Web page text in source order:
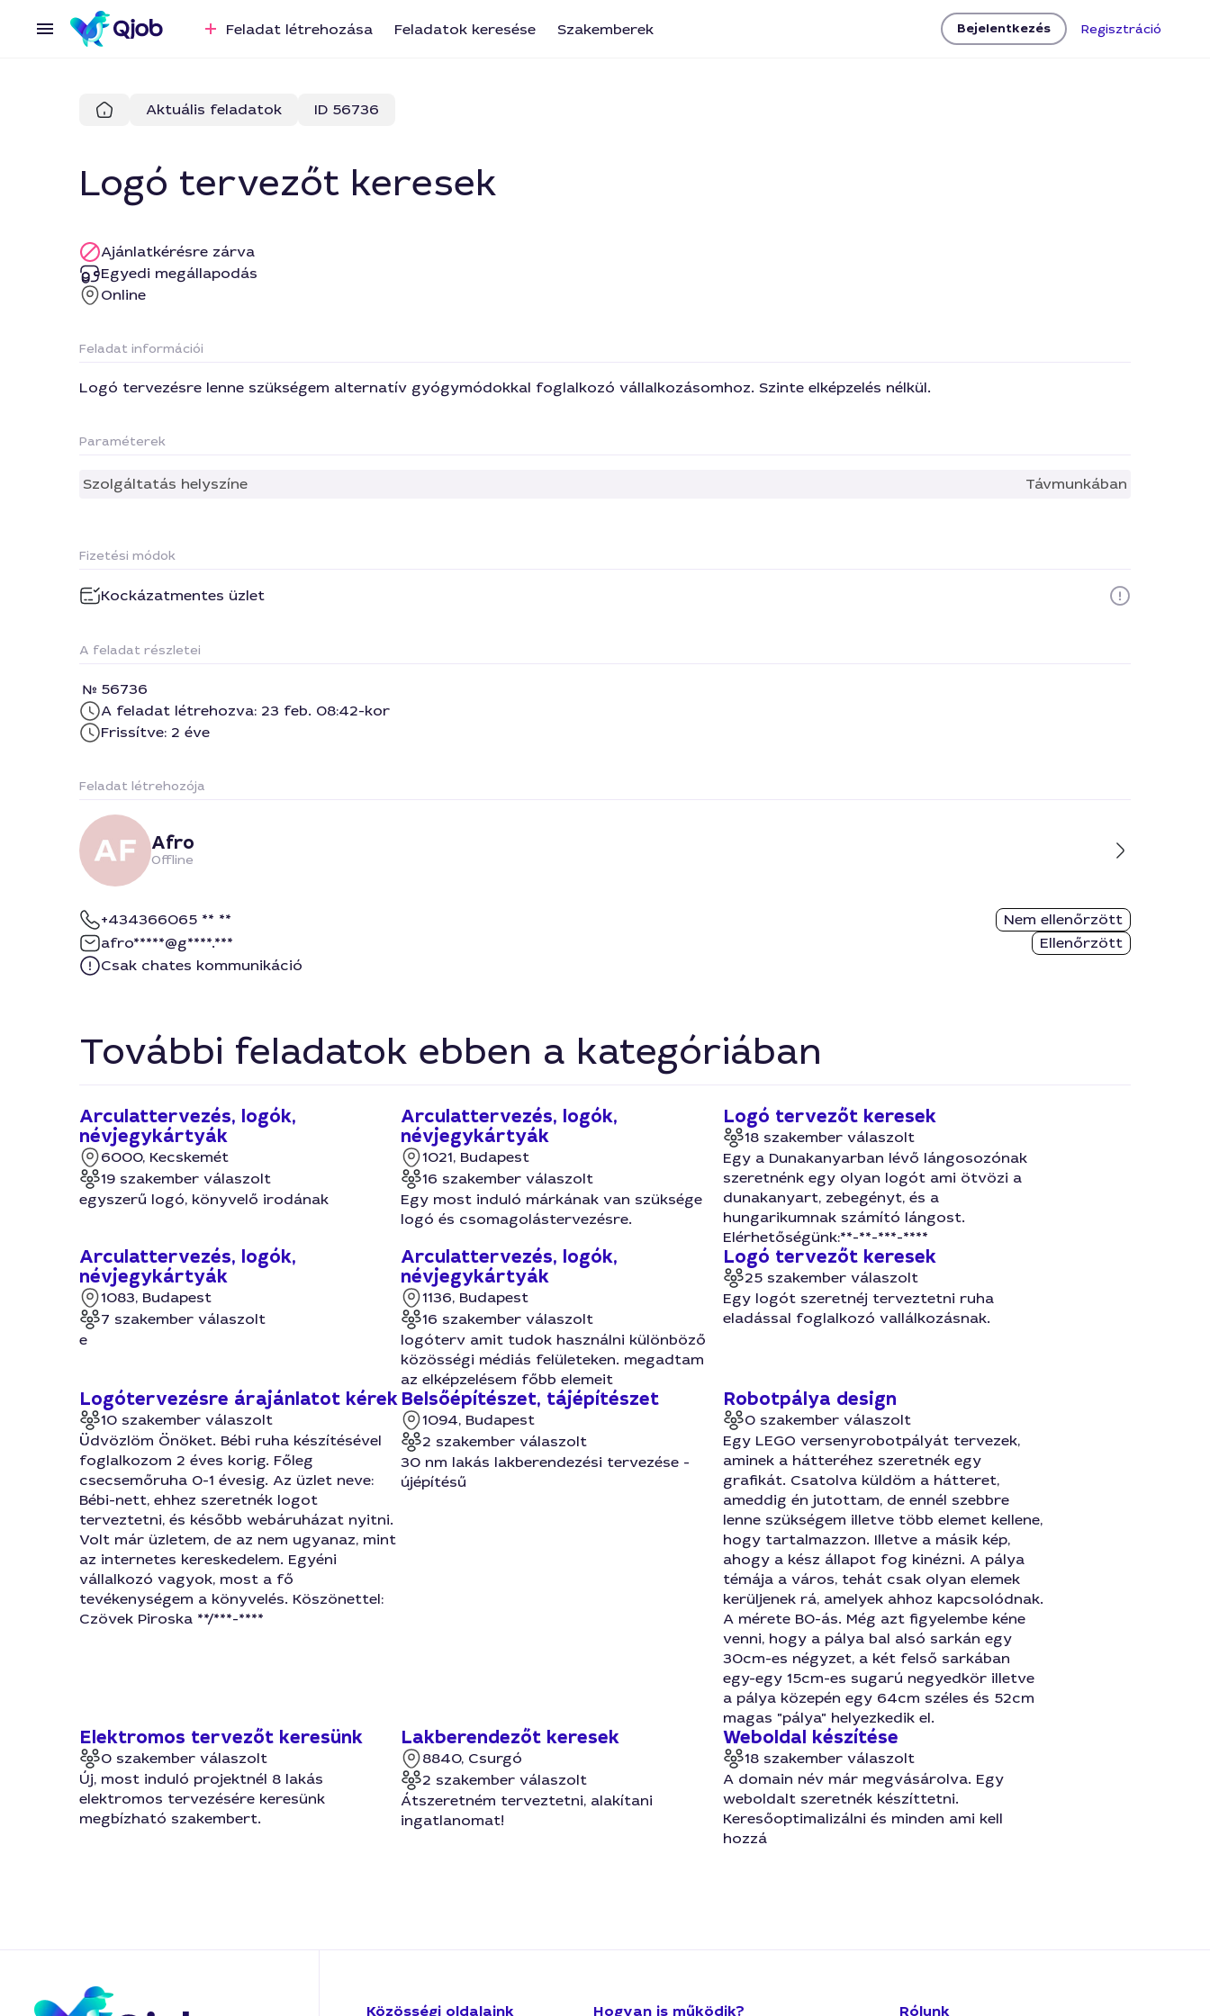
Feladat létrehozása Feladatok keresése Szakemberek Bejelentkezés Regisztráció
Aktuális feladatok ID 56736
Logó tervezőt keresek
Ajánlatkérésre zárva
Egyedi megállapodás
Online
Feladat információi
Logó tervezésre lenne szükségem alternatív gyógymódokkal foglalkozó vállalkozásomhoz. Szinte elképzelés nélkül.
Paraméterek
Szolgáltatás helyszíne Távmunkában
Fizetési módok
Kockázatmentes üzlet
A feladat részletei
56736
A feladat létrehozva: 23 feb. 08:42-kor
Frissítve: 2 éve
Feladat létrehozója
Afro
Offline
+434366065 ** **
Nem ellenőrzött
afro*****@g****.***
Ellenőrzött
Csak chates kommunikáció
További feladatok ebben a kategóriában
Arculattervezés, logók,
névjegykártyák
6000, Kecskemét
19 szakember válaszolt
egyszerű logó, könyvelő irodának
Arculattervezés, logók,
névjegykártyák
1021, Budapest
16 szakember válaszolt
Egy most induló márkának van szüksége
logó és csomagolástervezésre.
Logó tervezőt keresek
18 szakember válaszolt
Egy a Dunakanyarban lévő lángosozónak
szeretnénk egy olyan logót ami ötvözi a
dunakanyart, zebegényt, és a
hungarikumnak számító lángost.
Elérhetőségünk:**-**-***-****
Arculattervezés, logók,
névjegykártyák
1083, Budapest
7 szakember válaszolt
e
Arculattervezés, logók,
névjegykártyák
1136, Budapest
16 szakember válaszolt
logóterv amit tudok használni különböző
közösségi médiás felületeken. megadtam
az elképzelésem főbb elemeit
Logó tervezőt keresek
25 szakember válaszolt
Egy logót szeretnéj terveztetni ruha
eladással foglalkozó vallálkozásnak.
Logótervezésre árajánlatot kérek
10 szakember válaszolt
Üdvözlöm Önöket. Bébi ruha készítésével
foglalkozom 2 éves korig. Főleg
csecsemőruha 0-1 évesig. Az üzlet neve:
Bébi-nett, ehhez szeretnék logot
terveztetni, és később webáruházat nyitni.
Volt már üzletem, de az nem ugyanaz, mint
az internetes kereskedelem. Egyéni
vállalkozó vagyok, most a fő
tevékenységem a könyvelés. Köszönettel:
Czövek Piroska **/***-****
Belsőépítészet, tájépítészet
1094, Budapest
2 szakember válaszolt
30 nm lakás lakberendezési tervezése -
újépítésű
Robotpálya design
0 szakember válaszolt
Egy LEGO versenyrobotpályát tervezek,
aminek a hátteréhez szeretnék egy
grafikát. Csatolva küldöm a hátteret,
ameddig én jutottam, de ennél szebbre
lenne szükségem illetve több elemet kellene,
hogy tartalmazzon. Illetve a másik kép,
ahogy a kész állapot fog kinézni. A pálya
témája a város, tehát csak olyan elemek
kerüljenek rá, amelyek ahhoz kapcsolódnak.
A mérete B0-ás. Még azt figyelembe kéne
venni, hogy a pálya bal alsó sarkán egy
30cm-es négyzet, a két felső sarkában
egy-egy 15cm-es sugarú negyedkör illetve
a pálya közepén egy 64cm széles és 52cm
magas "pálya" helyezkedik el.
Elektromos tervezőt keresünk
0 szakember válaszolt
Új, most induló projektnél 8 lakás
elektromos tervezésére keresünk
megbízható szakembert.
Lakberendezőt keresek
8840, Csurgó
2 szakember válaszolt
Átszeretném terveztetni, alakítani
ingatlanomat!
Weboldal készítése
18 szakember válaszolt
A domain név már megvásárolva. Egy
weboldalt szeretnék készíttetni.
Keresőoptimalizálni és minden ami kell
hozzá
Közösségi oldalaink Hogyan is működik? Rólunk